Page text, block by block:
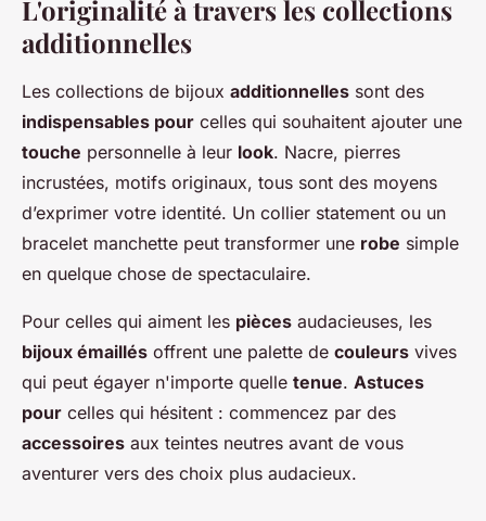
L'originalité à travers les collections
additionnelles
Les collections de bijoux additionnelles sont des
indispensables pour celles qui souhaitent ajouter une
touche personnelle à leur look. Nacre, pierres
incrustées, motifs originaux, tous sont des moyens
d’exprimer votre identité. Un collier statement ou un
bracelet manchette peut transformer une robe simple
en quelque chose de spectaculaire.
Pour celles qui aiment les pièces audacieuses, les
bijoux émaillés offrent une palette de couleurs vives
qui peut égayer n'importe quelle tenue. Astuces
pour celles qui hésitent : commencez par des
accessoires aux teintes neutres avant de vous
aventurer vers des choix plus audacieux.